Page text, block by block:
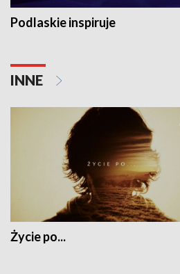
Podlaskie inspiruje
INNE
Życie po...